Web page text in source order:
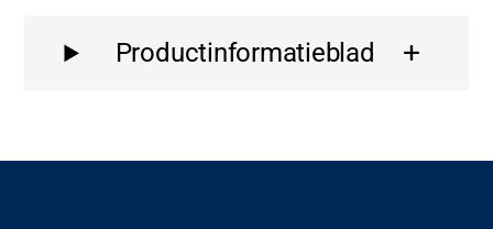
Productinformatieblad